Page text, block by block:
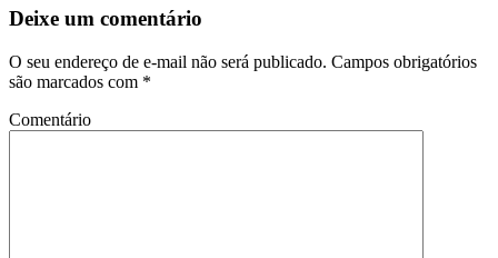
Deixe um comentário
O seu endereço de e-mail não será publicado. Campos obrigatórios
são marcados com *
Comentário